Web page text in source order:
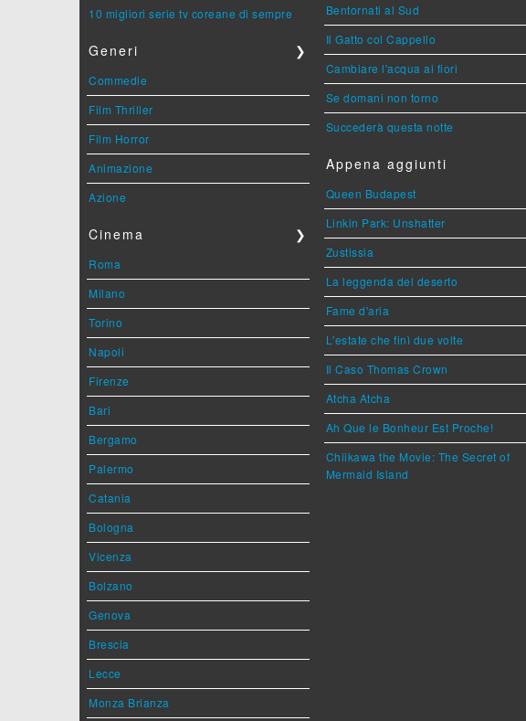
10 migliori serie tv coreane di sempre
Generi ❯
Commedie
Film Thriller
Film Horror
Animazione
Azione
Cinema ❯
Roma
Milano
Torino
Napoli
Firenze
Bari
Bergamo
Palermo
Catania
Bologna
Vicenza
Bolzano
Genova
Brescia
Lecce
Monza Brianza
Bentornati al Sud
Il Gatto col Cappello
Cambiare l'acqua ai fiori
Se domani non torno
Succederà questa notte
Appena aggiunti
Queen Budapest
Linkin Park: Unshatter
Zustissia
La leggenda del deserto
Fame d'aria
L'estate che finì due volte
Il Caso Thomas Crown
Atcha Atcha
Ah Que le Bonheur Est Proche!
Chiikawa the Movie: The Secret of
Mermaid Island